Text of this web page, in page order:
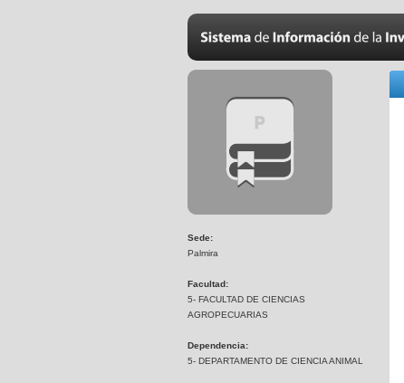
Sede:
Palmira
Facultad:
5- FACULTAD DE CIENCIAS
AGROPECUARIAS
Dependencia:
5- DEPARTAMENTO DE CIENCIA ANIMAL